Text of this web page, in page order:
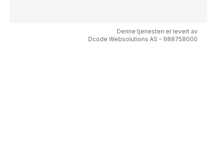
Denne tjenesten er levert av
Dcode Websolutions AS - 988758000